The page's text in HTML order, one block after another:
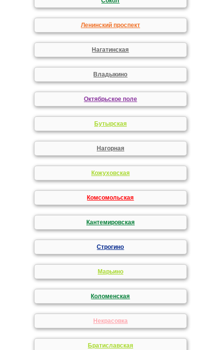
Ленинский проспект
Нагатинская
Владыкино
Октябрьское поле
Бутырская
Нагорная
Кожуховская
Комсомольская
Кантемировская
Строгино
Марьино
Коломенская
Некрасовка
Братиславская